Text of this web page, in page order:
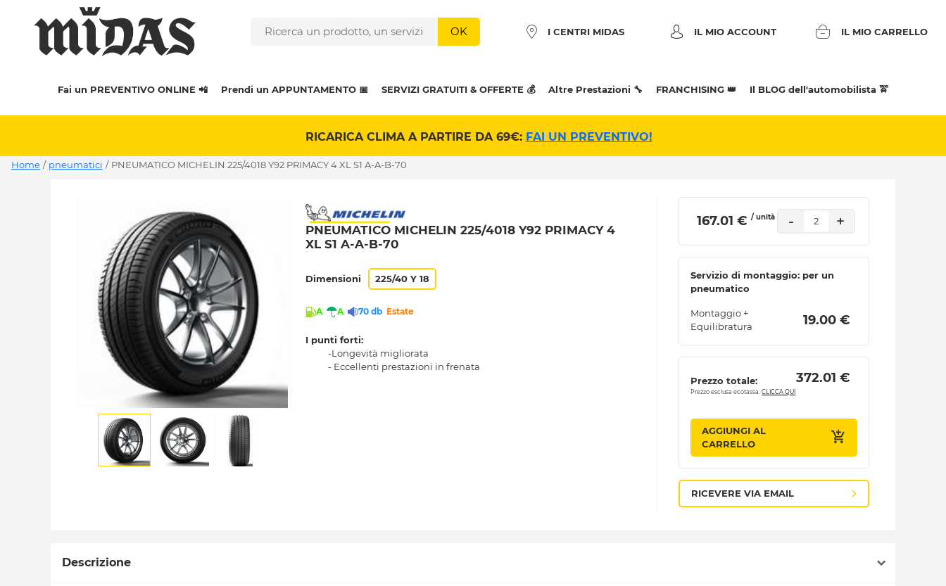
OK I CENTRI MIDAS IL MIO ACCOUNT IL MIO CARRELLO
Fai un PREVENTIVO ONLINE 📲 Prendi un APPUNTAMENTO 📅 SERVIZI GRATUITI & OFFERTE 💰 Altre Prestazioni 🔧 FRANCHISING 👑 Il BLOG dell'automobilista 🚖
RICARICA CLIMA A PARTIRE DA 69€: FAI UN PREVENTIVO!
Home / pneumatici / PNEUMATICO MICHELIN 225/4018 Y92 PRIMACY 4 XL S1 A-A-B-70
PNEUMATICO MICHELIN 225/4018 Y92 PRIMACY 4
XL S1 A-A-B-70
Dimensioni 225/40 Y 18
A A 70 db Estate
I punti forti:
-Longevità migliorata
- Eccellenti prestazioni in frenata
167.01 € / unità - 2 +
Servizio di montaggio: per un
pneumatico
Montaggio +
Equilibratura
19.00 €
Prezzo totale: 372.01 €
Prezzo esclusa ecotassa.CLICCA QUI
AGGIUNGI AL
CARRELLO
RICEVERE VIA EMAIL
Descrizione